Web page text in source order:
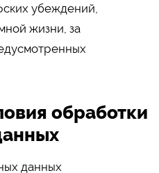
убеждений,
жизни, за
обработки
данных